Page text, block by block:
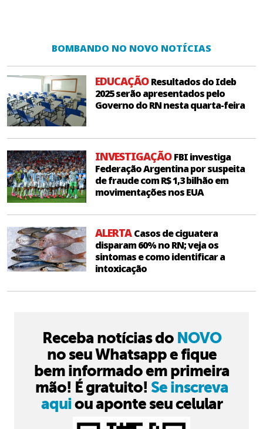
BOMBANDO NO NOVO NOTÍCIAS
EDUCAÇÃOResultados do Ideb
2025 serão apresentados pelo
Governo do RN nesta quarta-feira
INVESTIGAÇÃOFBI investiga
Federação Argentina por suspeita
de fraude com R$ 1,3 bilhão em
movimentações nos EUA
ALERTACasos de ciguatera
disparam 60% no RN; veja os
sintomas e como identificar a
intoxicação
Receba notícias do NOVO
no seu Whatsapp e fique
bem informado em primeira
mão! É gratuito! Se inscreva
aquiou aponte seu celular